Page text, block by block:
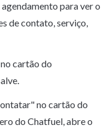
para ver o
de contato, serviço,
cartão do
no cartão do
do Chatfuel, abre o